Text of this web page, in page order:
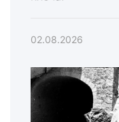
02.08.2026